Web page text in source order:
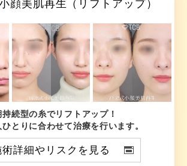
顔美肌再生（リフトアップ）
持続型の糸でリフトアップ！
とりに合わせて治療を行います。
術詳細やリスクを見る